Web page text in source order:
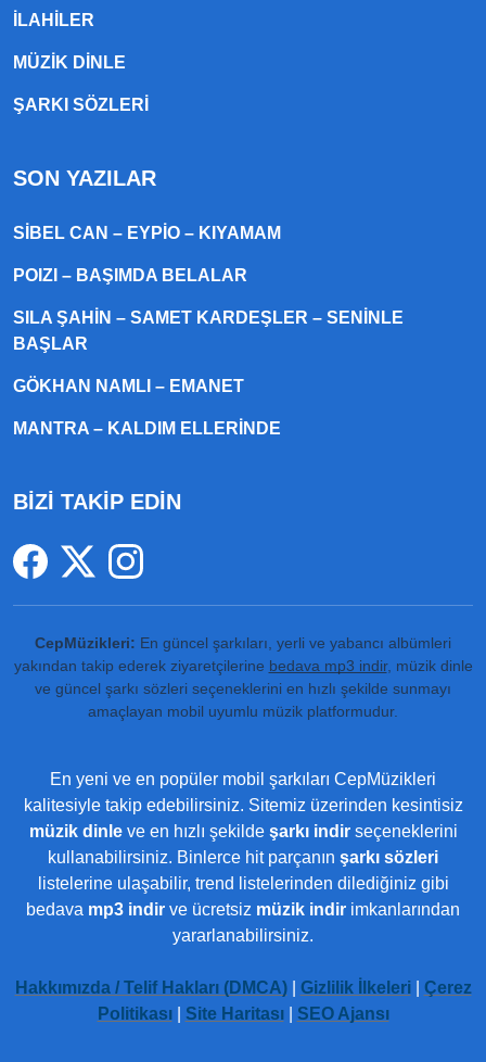
ILAHILER
MÜZIK DINLE
ŞARKI SÖZLERI
SON YAZILAR
SIBEL CAN – EYPIO – KIYAMAM
POIZI – BAŞIMDA BELALAR
SILA ŞAHIN – SAMET KARDEŞLER – SENINLE
BAŞLAR
GÖKHAN NAMLI – EMANET
MANTRA – KALDIM ELLERINDE
BİZİ TAKİP EDİN
CepMüzikleri: En güncel şarkıları, yerli ve yabancı albümleri
yakından takip ederek ziyaretçilerine bedava mp3 indir, müzik dinle
ve güncel şarkı sözleri seçeneklerini en hızlı şekilde sunmayı
amaçlayan mobil uyumlu müzik platformudur.
En yeni ve en popüler mobil şarkıları CepMüzikleri
kalitesiyle takip edebilirsiniz. Sitemiz üzerinden kesintisiz
müzik dinleve en hızlı şekilde şarkı indirseçeneklerini
kullanabilirsiniz. Binlerce hit parçanın şarkı sözleri
listelerine ulaşabilir, trend listelerinden dilediğiniz gibi
bedava mp3 indir ve ücretsiz müzik indir imkanlarından
yararlanabilirsiniz.
Hakkımızda / Telif Hakları (DMCA)| Gizlilik İlkeleri| Çerez
Politikası| Site Haritası| SEO Ajansı